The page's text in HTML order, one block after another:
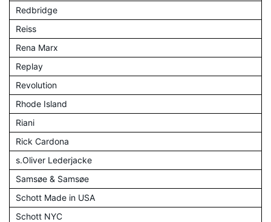
Redbridge
Reiss
Rena Marx
Replay
Revolution
Rhode Island
Riani
Rick Cardona
s.Oliver Lederjacke
Samsøe & Samsøe
Schott Made in USA
Schott NYC